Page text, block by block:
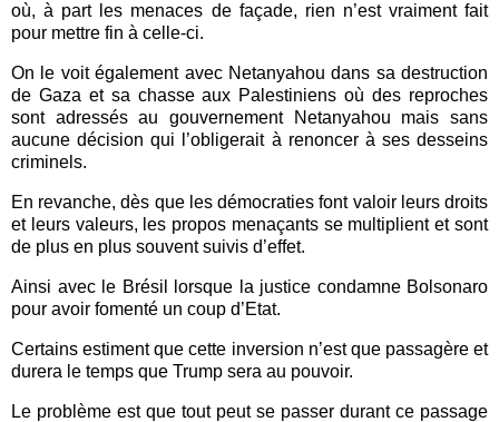
où, à part les menaces de façade, rien n’est vraiment fait
pour mettre fin à celle-ci.
On le voit également avec Netanyahou dans sa destruction
de Gaza et sa chasse aux Palestiniens où des reproches
sont adressés au gouvernement Netanyahou mais sans
aucune décision qui l’obligerait à renoncer à ses desseins
criminels.
En revanche, dès que les démocraties font valoir leurs droits
et leurs valeurs, les propos menaçants se multiplient et sont
de plus en plus souvent suivis d’effet.
Ainsi avec le Brésil lorsque la justice condamne Bolsonaro
pour avoir fomenté un coup d’Etat.
Certains estiment que cette inversion n’est que passagère et
durera le temps que Trump sera au pouvoir.
Le problème est que tout peut se passer durant ce passage